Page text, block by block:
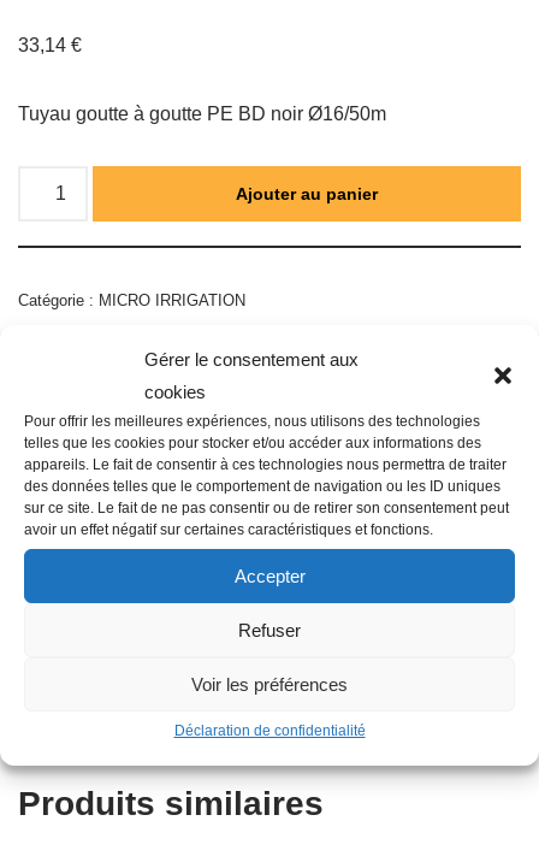
Gérer le consentement aux
cookies
Pour offrir les meilleures expériences, nous utilisons des technologies
telles que les cookies pour stocker et/ou accéder aux informations des
appareils. Le fait de consentir à ces technologies nous permettra de traiter
des données telles que le comportement de navigation ou les ID uniques
sur ce site. Le fait de ne pas consentir ou de retirer son consentement peut
avoir un effet négatif sur certaines caractéristiques et fonctions.
Accepter
Refuser
Voir les préférences
Déclaration de confidentialité
33,14 €
Tuyau goutte à goutte PE BD noir Ø16/50m
Ajouter au panier
Catégorie : MICRO IRRIGATION
Description
Famille : A01
Diamètre : 16 mm
Autres informations : Basse densité
Produits similaires